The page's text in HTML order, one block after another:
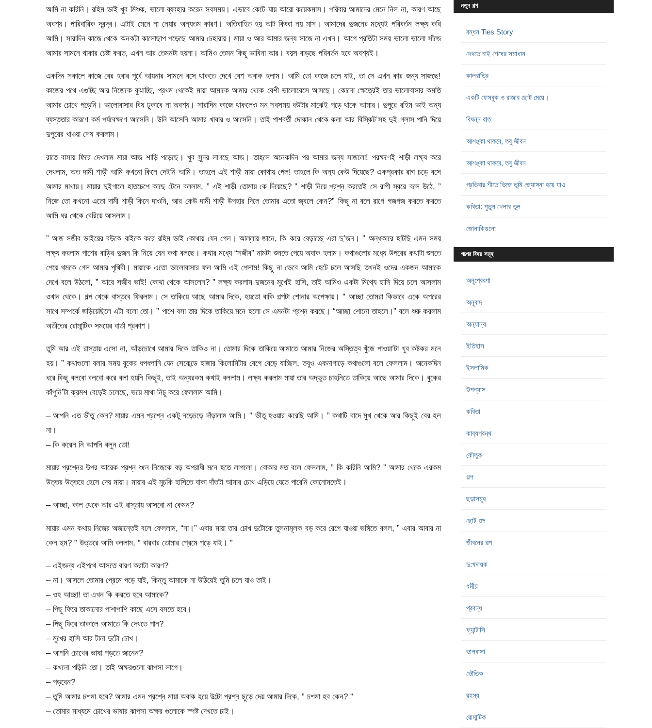
আমি না করিনি। রহিম ভাই খুব মিশুক, ভালো ব্যবহার করেন সবসময়। এভাবে কেটে যায় আরো কয়েকমাস। পরিবার আমাদের মেনে নিল না, কারণ আছে
অবশ্য। পারিবারিক দ্বন্দ্ব। এটাই মেনে না নেয়ার অন্যতম কারণ। অতিবাহিত হয় আট কিংবা নয় মাস। আমাদের দুজনের মধ্যেই পরিবর্তন লক্ষ্য করি
আমি। সারাদিন কাজে থেকে অনকটা কালোছাপ পড়েছে আমার চেহারায়। মায়া ও আর আমার জন্য সাজে না এখন। আগে প্রতিটা সময় ভালো ভালো সাঁজে
আমার সামনে থাকার চেষ্টা করত, এখন আর তেমনটা হয়না। আমিও তেমন কিছু ভাবিনা আর। বয়স বাড়ছে পরিবর্তন হবে অবশ্যই।
একদিন সকালে কাজে বের হবার পূর্বে আয়নার সামনে বসে থাকতে দেখে বেশ অবাক হলাম। আমি তো কাজে চলে যাই, তা সে এখন কার জন্য সাজছে!
কাজের পথে এগুচ্ছি আর নিজেকে বুঝাচ্ছি, প্রথম থেকেই মায়া আমাকে আমার থেকে বেশী ভালোবেসে আসছে। কোনো ক্ষেত্রেই তার ভালোবাসার কমতি
আমার চোখে পড়েনি। ভালোবাসার বিষ ঢুকাবে না অবশ্য। সারাদিন কাজে থাকলেও মন সবসময় বউটার মাঝেই পড়ে থাকে আমার। দুপুরে রহিম ভাই অন্য
ব্যস্ততার কারণে কর্ম পর্যবেক্ষণে আসেনি। উনি আসেনি আমার খাবার ও আসেনি। তাই পাশবর্তী দোকান থেকে কলা আর বিস্কিট’সহ দুই গ্লাস পানি দিয়ে
দুপুরের খাওয়া শেষ করলাম।
রাতে বাসায় ফিরে দেখলাম মায়া আজ শাড়ি পড়েছে। খুব সুন্দর লাগছে আজ। তাহলে অনেকদিন পর আমার জন্য সাজলো! পরক্ষণেই শাড়ী লক্ষ্য করে
দেখলাম, অত দামী শাড়ী আমি কখনো কিনে দেইনি আমি। তাহলে এই শাড়ী মায়া কোথায় পেল! তাহলে কি অন্য কেউ দিয়েছে? একপ্রকার রাগ চড়ে বসে
আমার মাথায়। মায়ার দুইগালে হাতচেপে কাছে টেনে বললাম, ” এই শাড়ী তোমায় কে দিয়েছে? ” শাড়ী নিয়ে প্রশ্ন করতেই সে রাগী স্বরে বলে উঠে, ”
নিজে তো কখনো এতো দামী শাড়ী কিনে দাওনি, আর কেউ দামী শাড়ী উপহার দিলে তোমার এতো জ্বলে কেন?” কিছু না বলে রাগে গজগজ করতে করতে
আমি ঘর থেকে বেরিয়ে আসলাম।
” আজ সজীব ভাইয়ের বউকে বাইকে করে রহিম ভাই কোথায় যেন গেল। আল্লায় জানে, কি করে বেড়াচ্ছে এরা দু’জন। ” অন্ধকারে হাটছি এমন সময়
লক্ষ্য করলাম পাশের বাড়ির দুজন কি নিয়ে যেন কথা বলছে। কথার মধ্যে “সজীব” নামটা শুনতে পেয়ে অবাক হলাম। কথাগুলোর মধ্যে উপরের কথাটা শুনতে
পেয়ে থমকে গেল আমার পৃথিবী। মায়াকে এতো ভালোবাসার ফল আমি এই পেলাম! কিছু না ভেবে আমি হেটে চলে আসছি তখনই ওদের একজন আমাকে
দেখে বলে উঠলো, ” আরে সজীব ভাই! কোথা থেকে আসলেন? ” লক্ষ্য করলাম দুজনের মুখেই হাসি, তাই আমিও একটা মিথ্যে হাসি দিয়ে চলে আসলাম
ওখান থেকে। গল্প থেকে বাস্তবে ফিরলাম। সে তাকিয়ে আছে আমার দিকে, হয়তো বাকি গল্পটা শোনার অপেক্ষায়। ” আচ্ছা তোমরা কিভাবে একে অপরের
সাথে সম্পর্কে জড়িয়েছিলে এটা বলো তো। ” পাশে বসা তার দিকে তাকিয়ে মনে হলো সে এমনটা প্রশ্ন করছে। “আচ্ছা শোনো তাহলে।” বলে শুরু করলাম
অতীতের রোমান্টিক সময়ের বার্তা প্রকাশ।
তুমি আর এই রাস্তায় এসো না, আঁড়চোখে আমার দিকে তাকিও না। তোমার দিকে তাকিয়ে আমাতে আমার নিজের অস্তিত্ব খুঁজে পাওয়া’টা খুব কষ্টকর মনে
হয়। ” কথাগুলো বলার সময় বুকের ধপধপানি যেন সেকেন্ডে হাজার কিলোমিটার বেগে বেড়ে যাচ্ছিল, তবুও একনাগাড়ে কথাগুলো বলে ফেললাম। অনেকদিন
ধরে কিছু বলবো বলবো করে বলা হয়নি কিছুই, তাই অন্যরকম কথাই বললাম। লক্ষ্য করলাম মায়া তার অদ্ভুত চাহনিতে তাকিয়ে আছে আমার দিকে। বুকের
কাঁপুনি’টা ক্রমশ বেড়েই চলেছে, ভয়ে মাথা নিচু করে ফেললাম আমি।
– আপনি এত ভীতু কেন? মায়ার এমন প্রশ্নে একটু নড়েচড়ে দাঁড়ালাম আমি। ” ভীতু হওয়ার করেছি আমি। ” কথাটি বাদে মুখ থেকে আর কিছুই বের হল
না।
– কি করেন নি আপনি বলুন তো!
মায়ার প্রশ্নের উপর আরেক প্রশ্ন শুনে নিজেকে বড় অপরাধী মনে হতে লাগলো। বোকার মত বলে ফেললাম, ” কি করিনি আমি? ” আমার থেকে এরকম
উত্তর উত্তরে হেসে দেয় মায়া। মায়ার এই মুচকি হাসিতে বাকা দাঁতটা আমার চোখ এড়িয়ে যেতে পারেনি কোনোমতেই।
– আচ্ছা, কাল থেকে আর এই রাস্তায় আসবো না কেমন?
মায়ার এমন কথায় নিজের অজান্তেই বলে ফেললাম, “না।” এবার মায়া তার চোখ দুটোকে তুলনামূলক বড় করে রেগে যাওয়া ভঙ্গিতে বলল, ” এবার আবার না
কেন হুম? ” উত্তরে আমি বললাম, ” বারবার তোমার প্রেমে পড়ে যাই। ”
– এইজন্য এইপথে আসতে বারণ করাটা কারণ?
– না। আসলে তোমার প্রেমে পড়ে যাই, কিন্তু আমাকে না উঠিয়েই তুমি চলে যাও তাই।
– ওহ আচ্ছা! তা এখন কি করতে হবে আমাকে?
– পিছু ফিরে তাকানোর পাশাপাশি কাছে এসে বসতে হবে।
– পিছু ফিরে তাকালে আমাতে কি দেখতে পান?
– মুখের হাসি আর টানা দুটো চোখ।
– আপনি চোখের ভাষা পড়তে জানেন?
– কখনো পড়িনি তো। তাই অক্ষরগুলো ঝাপসা লাগে।
– পড়বেন?
– তুমি আমার চশমা হবে? আমার এমন প্রশ্নে মায়া অবাক হয়ে উল্টো প্রশ্ন ছুড়ে দেয় আমার দিকে, ” চশমা হব কেন? ”
– তোমার মাধ্যমে চোখের ভাষার ঝাপসা অক্ষর গুলোকে স্পষ্ট দেখতে চাই।
নতুন গল্প
বন্ধন Ties Story
দেখতে চাই শেষের সমাধান
কালরাত্রি
একটি ফেসবুক ও রাজার ছোট মেয়ে।
বিষন্ন রাত
আশঙ্কা থাকবে, তবু জীবন
আশঙ্কা থাকবে, তবু জীবন
প্রতিবার শীতে ভিজে তুমি জ্যোস্না হয়ে যাও
কবিতা: পুতুল খেলার ভুল
জোনাকিগুলো
গল্পের বিষয় সমূহ
অনুপ্রেরণা
অনুবাদ
অন্যান্য
ইতিহাস
ইসলামিক
উপন্যাস
কবিতা
কাব্যগ্রন্থ
কৌতুক
গল্প
ছড়াসমূহ
ছোট গল্প
জীবনের গল্প
দু:খদায়ক
ধর্মীয়
প্রবন্ধ
ফ্যান্টাসি
ভালবাসা
ভৌতিক
রহস্য
রোমান্টিক